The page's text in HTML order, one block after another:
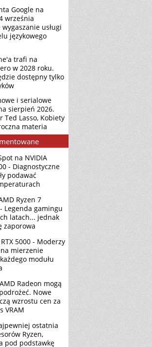
Google na
września
usługi
językowego
trafi na
w 2028 roku.
dostępny tylko
i serialowe
sierpień 2026.
Ted Lasso, Kobiety
materia
na NVIDIA
- Diagnostyczne
podawać
Ryzen 7
Legenda gamingu
latach... jednak
zaporowa
5000 - Moderzy
mierzenie
modułu
Radeon mogą
Nowe
wzrostu cen za
VRAM
ostatnia
Ryzen,
pod podstawkę